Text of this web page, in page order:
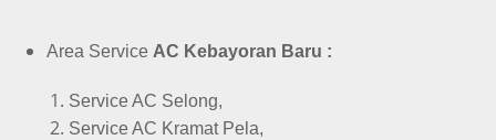
Area Service AC Kebayoran Baru :
Service AC Selong,
Service AC Kramat Pela,